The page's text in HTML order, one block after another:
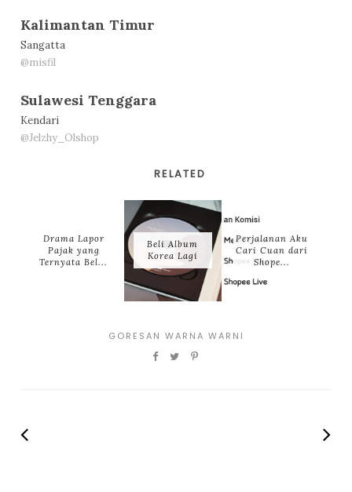
Kalimantan Timur
Sangatta
@misfil
Sulawesi Tenggara
Kendari
@Jelzhy_Olshop
RELATED
Drama Lapor
Pajak yang
Ternyata Bel...
Beli Album
Korea Lagi
Perjalanan Aku
Cari Cuan dari
Shope...
GORESAN WARNA WARNI